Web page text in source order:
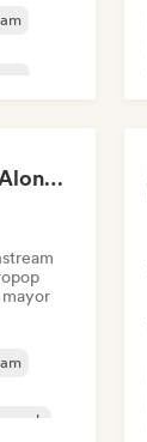
Choruses to Sing Along To
rock